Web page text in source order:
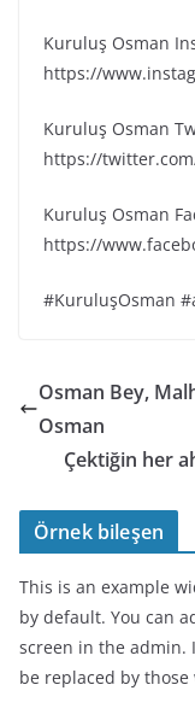
Kuruluş Osman
https://
Kuruluş Osman
https://
Kuruluş Osman
https://
#KuruluşOsman
Osman Bey,
Osman
Çektiğin her
Örnek bileşen
This is an example
by default. You can
screen in the admin.
be replaced by those